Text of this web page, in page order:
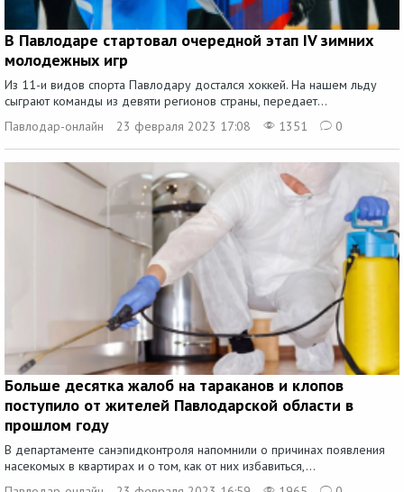
В Павлодаре стартовал очередной этап IV зимних
молодежных игр
Из 11-и видов спорта Павлодару достался хоккей. На нашем льду
сыграют команды из девяти регионов страны, передает...
Павлодар-онлайн
23 февраля 2023 17:08 1351 0
Больше десятка жалоб на тараканов и клопов
поступило от жителей Павлодарской области в
прошлом году
В департаменте санэпидконтроля напомнили о причинах появления
насекомых в квартирах и о том, как от них избавиться,...